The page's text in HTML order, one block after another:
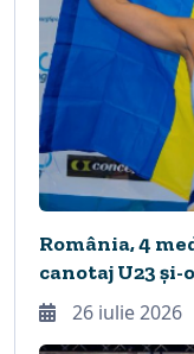
România, 4
canotaj U23
26 iulie 2026